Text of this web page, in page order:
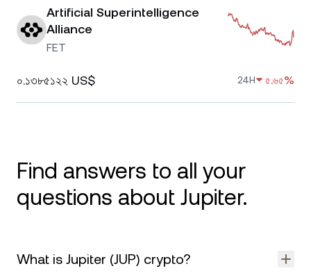
Artificial Superintelligence
Alliance
FET
০.১৩৮৫১২২ US$ 24H ৫.৬৫%
Find answers to all your
questions about Jupiter.
What is Jupiter (JUP) crypto?